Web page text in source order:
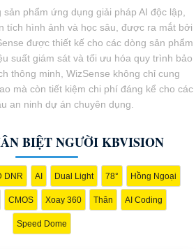
phẩm ứng dụng giải pháp AI độc lập,
tích hình ảnh và học sâu, được ra mắt bởi
được thiết kế cho các dòng sản phẩm
suất giám sát và tối ưu hóa quy trình bảo
thông minh, WizSense không chỉ cung
mà còn tiết kiệm chi phí đáng kể cho các
an ninh dự án chuyên dụng.
BIỆT NGƯỜI KBVISION
DNR AI Dual Light 78° Hồng Ngoại
CMOS Xoay 360 Thân AI Coding
Speed Dome